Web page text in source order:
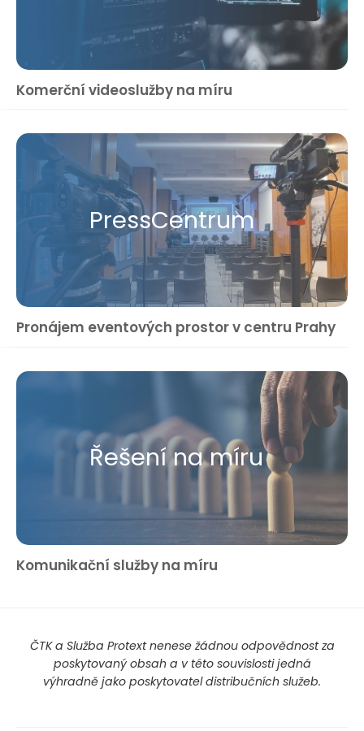
Komerční videoslužby na míru
Press​Centrum
Pronájem eventových prostor v centru Prahy
Řešení na míru
Komunikační služby na míru
ČTK a Služba Protext nenese žádnou odpovědnost za
poskytovaný obsah a v této souvislosti jedná
výhradně jako poskytovatel distribučních služeb.